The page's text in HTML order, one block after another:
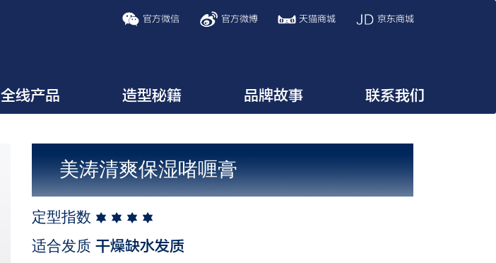
官方微信 官方微博 天猫商城 京东商城
全线产品 造型秘籍 品牌故事 联系我们
美涛清爽保湿啫喱膏
定型指数
适合发质 干燥缺水发质